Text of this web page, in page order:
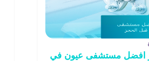
افضل مستشفى عيون في